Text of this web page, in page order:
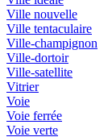
Ville nouvelle
Ville tentaculaire
Ville-champignon
Ville-dortoir
Ville-satellite
Vitrier
Voie
Voie ferrée
Voie verte